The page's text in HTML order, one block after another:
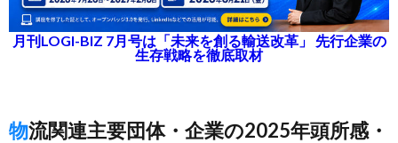
月刊LOGI-BIZ 7月号は「未来を創る輸送改革」 先行企業の
生存戦略を徹底取材
物流関連主要団体・企業の2025年頭所感・